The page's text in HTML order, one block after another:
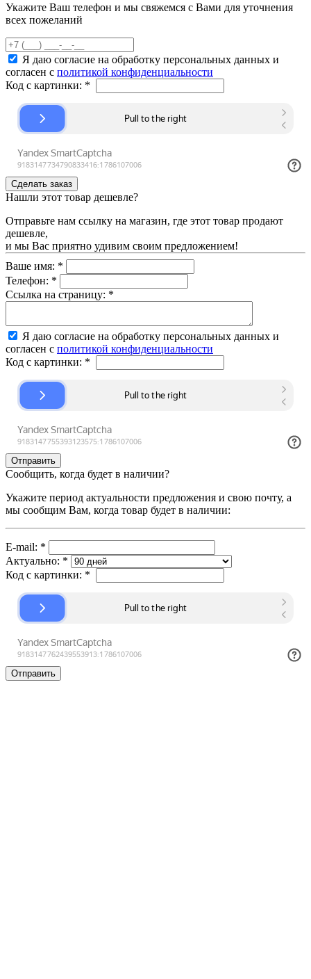
Укажите Ваш телефон и мы свяжемся с Вами для уточнения
всех пожеланий
Я даю согласие на обработку персональных данных и
согласен с политикой конфиденциальности
Код с картинки: *
Нашли этот товар дешевле?
Отправьте нам ссылку на магазин, где этот товар продают
дешевле,
и мы Вас приятно удивим своим предложением!
Ваше имя: *
Телефон: *
Ссылка на страницу: *
Я даю согласие на обработку персональных данных и
согласен с политикой конфиденциальности
Код с картинки: *
Сообщить, когда будет в наличии?
Укажите период актуальности предложения и свою почту, а
мы сообщим Вам, когда товар будет в наличии:
E-mail: *
Актуально: *
Код с картинки: *